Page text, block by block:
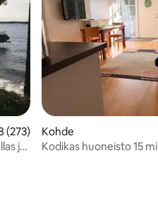
arvio 4,98/5, 273
(273)
ja
Kohde
Kodikas huoneisto 15